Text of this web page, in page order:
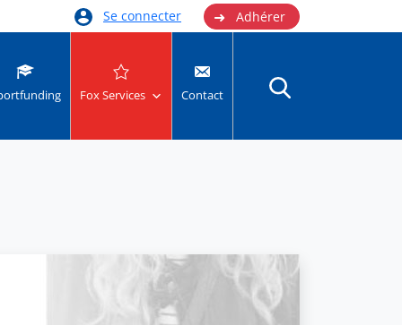
Se connecter ➜ Adhérer
Fox Services Contact